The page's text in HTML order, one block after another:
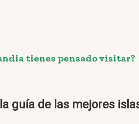
tienes pensado visitar?
guía de las mejores